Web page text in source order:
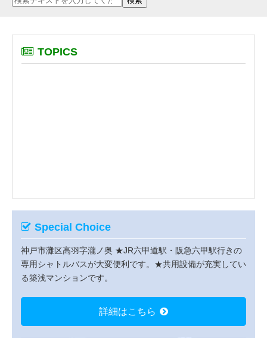
TOPICS
Special Choice
神戸市灘区高羽字瀧ノ奥 ★JR六甲道駅・阪急六甲駅行きの
専用シャトルバスが大変便利です。★共用設備が充実してい
る築浅マンションです。
詳細はこちら